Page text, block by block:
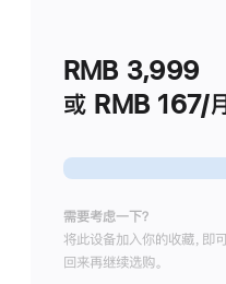
RMB 3,999
或 RMB 167/
需要考虑一下？
将此设备加入你的收藏，即
回来再继续选购。